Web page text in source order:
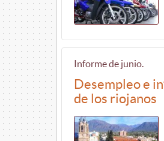
Informe de junio.
Desempleo e
de los riojanos